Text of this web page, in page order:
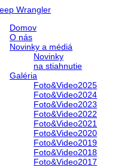
Domov
O nás
Novinky a médiá
Novinky
na stiahnutie
Galéria
Foto&Video2025
Foto&Video2024
Foto&Video2023
Foto&Video2022
Foto&Video2021
Foto&Video2020
Foto&Video2019
Foto&Video2018
Foto&Video2017